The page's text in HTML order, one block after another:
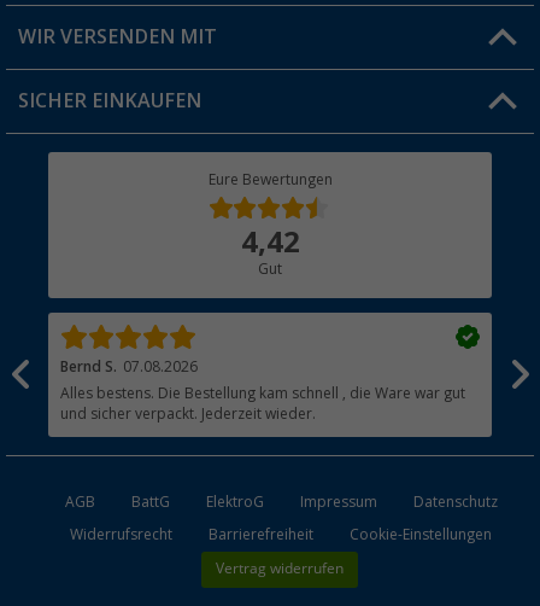
Jobs & Karriere
Versandinformationen
Rücksendung
WIR VERSENDEN MIT
SICHER EINKAUFEN
Eure Bewertungen
4,42
Gut
Bernd S. 07.08.2026
Alles bestens. Die Bestellung kam schnell , die Ware war gut
und sicher verpackt. Jederzeit wieder.
AGB BattG ElektroG Impressum
Datenschutz
Widerrufsrecht
Barrierefreiheit Cookie-Einstellungen
Vertrag widerrufen